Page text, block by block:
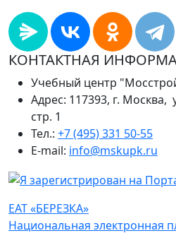
КОНТАКТНАЯ
Учебный центр
Адрес: 117393, г.
стр. 1
Тел.: +7 (495) 331 50-55
E-mail: info@mskupk.ru
ЕАТ «БЕРЕЗКА»
Национальная электронная